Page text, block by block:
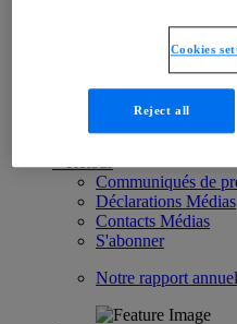
EAU et Golfe
Communiqués de
Déclarations Médias
Contacts Médias
S'abonner
Notre rapport
Cookies
Reject all